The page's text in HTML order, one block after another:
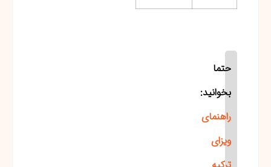
حتما
بخوانید:
راهنمای
ویزای